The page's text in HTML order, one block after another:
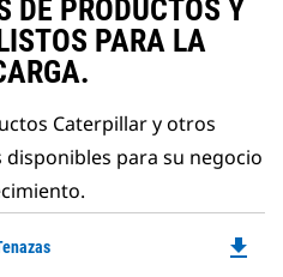
DE PRODUCTOS Y
PARA LA
Caterpillar y otros
para su negocio
file_download